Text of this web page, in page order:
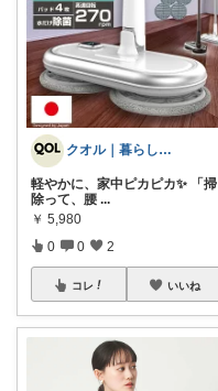
クオル｜暮らしの「質」爆上げ🈁
軽やかに、家中ピカピカ✨ 「掃
除って、腰 ...
￥ 5,980
0 0 2
コレ いいね